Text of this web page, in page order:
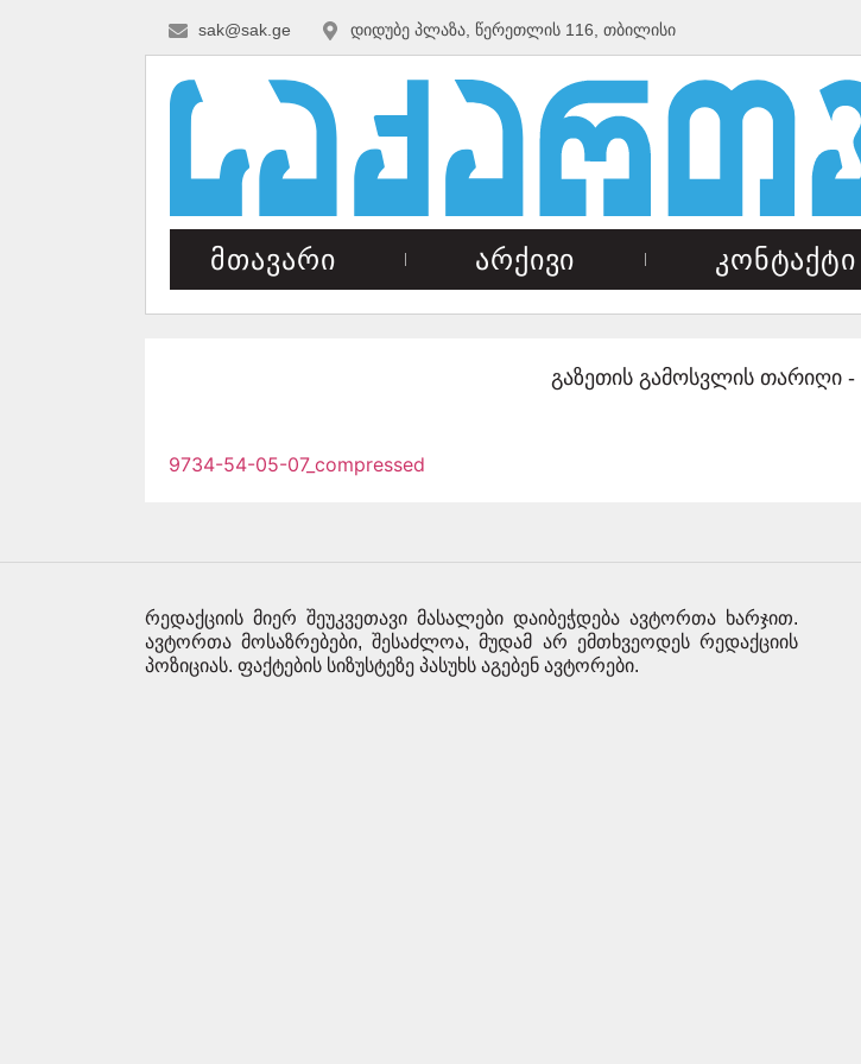
sak@sak.ge დიდუბე პლაზა, წერეთლის 116, თბილისი
მთავარი არქივი კონტაქტი
გაზეთის გამოსვლის თარიღი -
9734-54-05-07_compressed
რედაქციის მიერ შეუკვეთავი მასალები დაიბეჭდება ავტორთა ხარჯით.
ავტორთა მოსაზრებები, შესაძლოა, მუდამ არ ემთხვეოდეს რედაქციის
პოზიციას. ფაქტების სიზუსტეზე პასუხს აგებენ ავტორები.